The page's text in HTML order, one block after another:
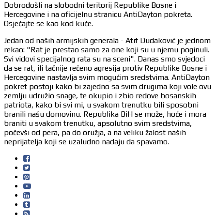
Dobrodošli na slobodni teritorij Republike Bosne i
Hercegovine i na oficijelnu stranicu AntiDayton pokreta.
Osjećajte se kao kod kuće.
Jedan od naših armijskih generala - Atif Dudaković je jednom
rekao: "Rat je prestao samo za one koji su u njemu poginuli.
Svi vidovi specijalnog rata su na sceni". Danas smo svjedoci
da se rat, ili tačnije rečeno agresija protiv Republike Bosne i
Hercegovine nastavlja svim mogućim sredstvima. AntiDayton
pokret postoji kako bi zajedno sa svim drugima koji vole ovu
zemlju udružio snage, te okupio i zbio redove bosanskih
patriota, kako bi svi mi, u svakom trenutku bili sposobni
branili našu domovinu. Republika BiH se može, hoće i mora
braniti u svakom trenutku, apsolutno svim sredstvima,
počevši od pera, pa do oružja, a na veliku žalost naših
neprijatelja koji se uzaludno nadaju da spavamo.